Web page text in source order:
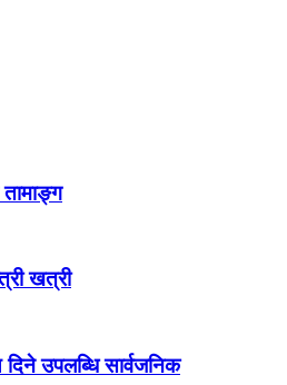
खत्री
उपलब्धि सार्वजनिक